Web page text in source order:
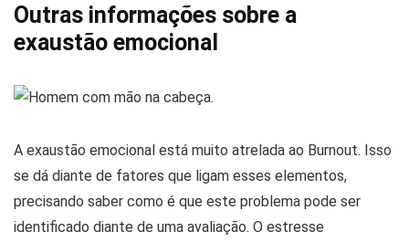
Outras informações sobre a
exaustão emocional
A exaustão emocional está muito atrelada ao Burnout. Isso
se dá diante de fatores que ligam esses elementos,
precisando saber como é que este problema pode ser
identificado diante de uma avaliação. O estresse